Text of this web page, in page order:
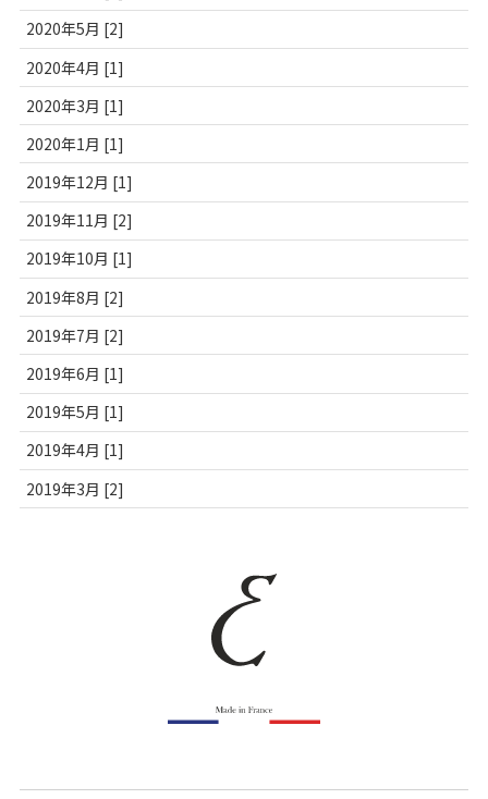
2020年5月 [2]
2020年4月 [1]
2020年3月 [1]
2020年1月 [1]
2019年12月 [1]
2019年11月 [2]
2019年10月 [1]
2019年8月 [2]
2019年7月 [2]
2019年6月 [1]
2019年5月 [1]
2019年4月 [1]
2019年3月 [2]